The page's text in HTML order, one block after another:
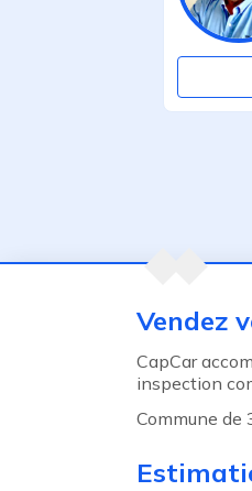
Agent précédentVendez
CapCar
inspection
Commune